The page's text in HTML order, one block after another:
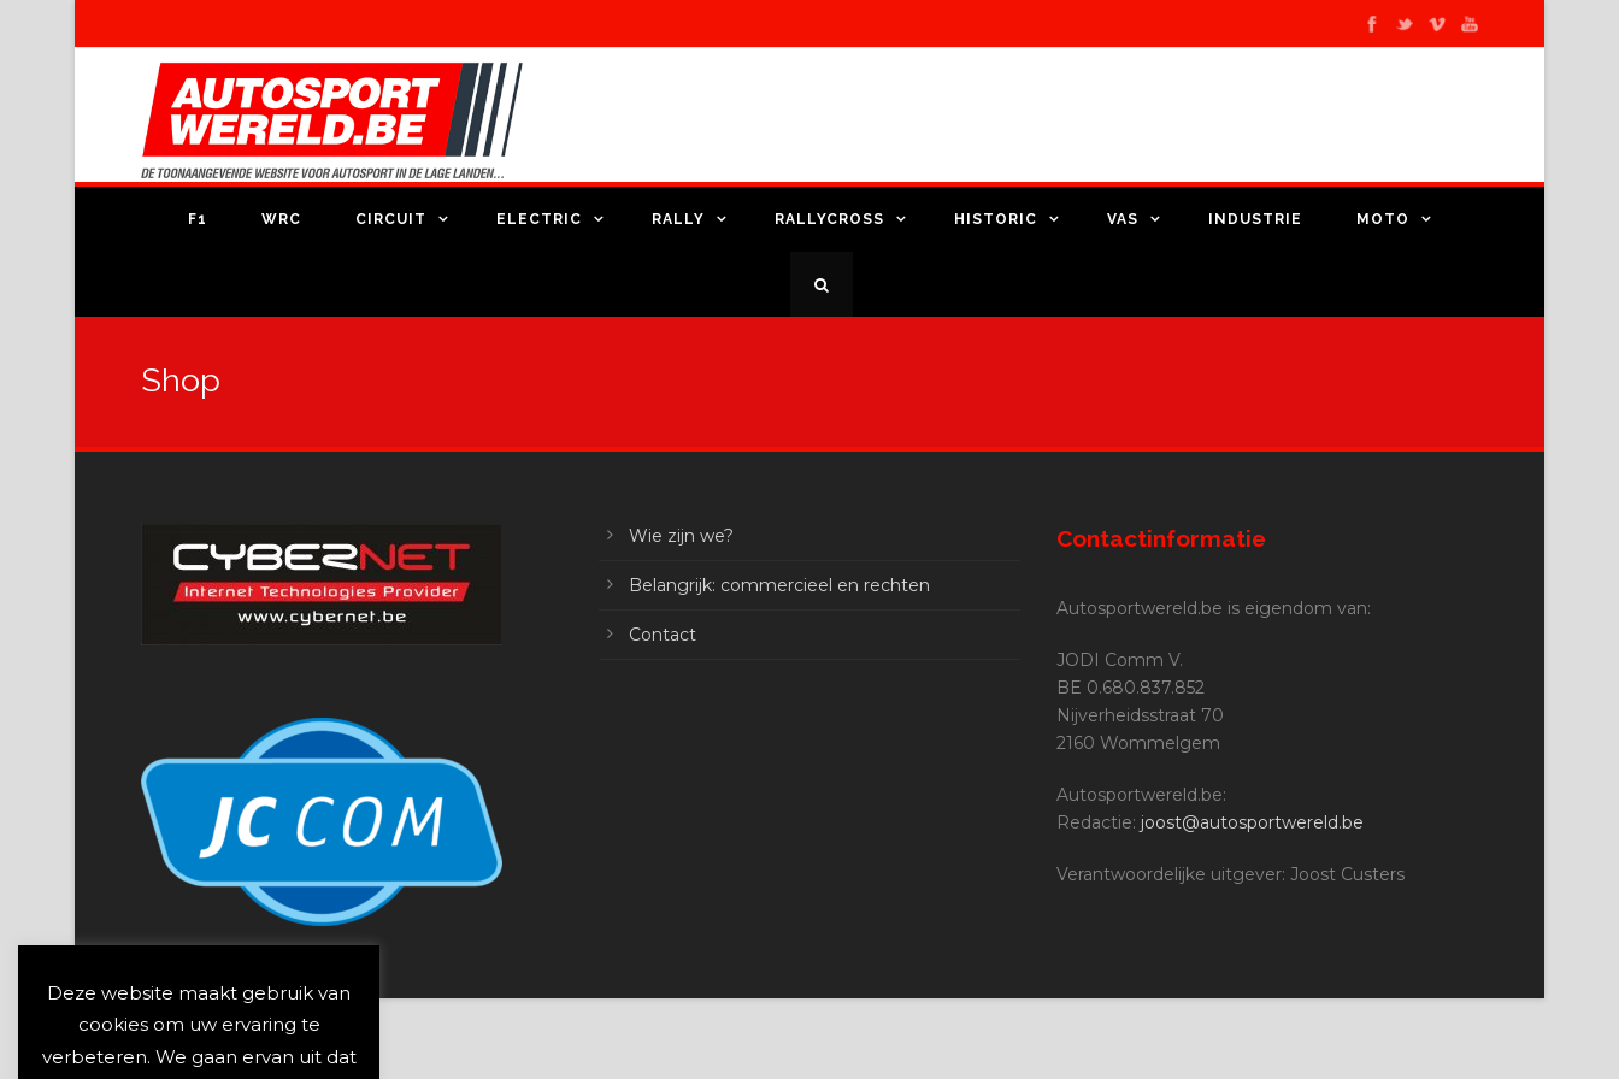
F1 WRC CIRCUIT ELECTRIC RALLY RALLYCROSS HISTORIC VAS INDUSTRIE MOTO
Shop
Wie zijn we?
Belangrijk: commercieel en rechten
Contact
Contactinformatie
Autosportwereld.be is eigendom van:
JODI Comm V.
BE 0.680.837.852
Nijverheidsstraat 70
2160 Wommelgem
Autosportwereld.be:
Redactie: joost@autosportwereld.be
Verantwoordelijke uitgever: Joost Custers
Deze website maakt gebruik van
cookies om uw ervaring te
verbeteren. We gaan ervan uit dat